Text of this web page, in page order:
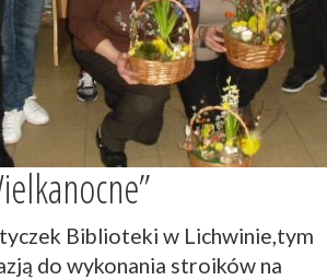
Biblioteki w Lichwinie,tym
do wykonania stroików na